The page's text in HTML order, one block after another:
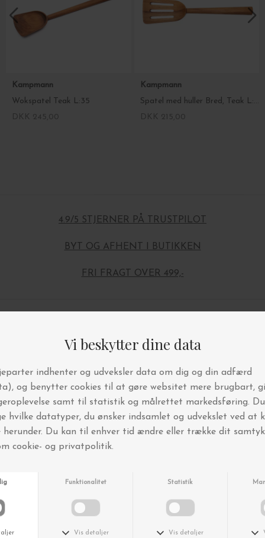
Kampmann
Wokspatel Teak L:35
Kampmann
Spatel med huller Bred, Teak L:31
4.9/5 STJERNER PÅ TRUSTPILOT
BYT OG AFHENT I BUTIKKEN
FRI FRAGT OVER 499,-
Andre købte også